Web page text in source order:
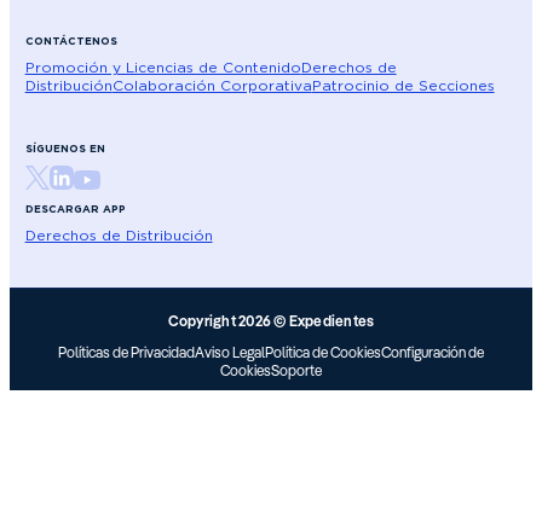
CONTÁCTENOS
Promoción y Licencias de ContenidoDerechos de
DistribuciónColaboración CorporativaPatrocinio de Secciones
SÍGUENOS EN
DESCARGAR APP
Derechos de Distribución
Copyright 2026 © Expedientes
Políticas de PrivacidadAviso LegalPolítica de CookiesConfiguración de
CookiesSoporte